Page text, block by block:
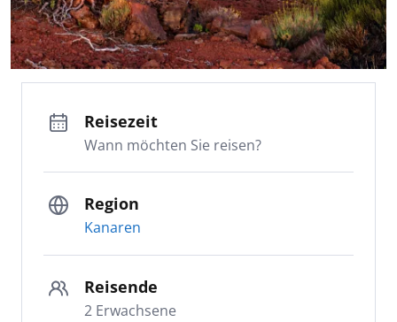
Wann möchten Sie reisen?
Reisezeit
Kanaren
Region
2 Erwachsene
Reisende